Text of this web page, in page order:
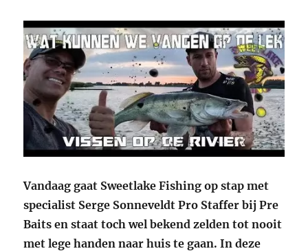
Vandaag gaat Sweetlake Fishing op stap met
specialist Serge Sonneveldt Pro Staffer bij Pre
Baits en staat toch wel bekend zelden tot nooit
met lege handen naar huis te gaan. In deze